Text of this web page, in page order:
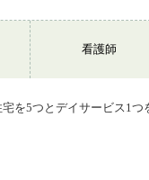
看護師
を5つとデイサービス1つ